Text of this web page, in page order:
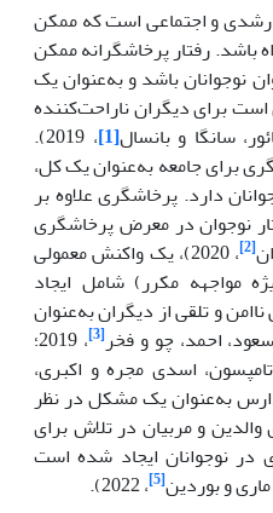
رشدی و اجتماعی است که ممکن
باشد. رفتار پرخاشگرانه ممکن
نوجوانان باشد و به‌عنوان یک
برای دیگران ناراحت‌کننده
سانگا و بانسال[1]
، 2019).
برای جامعه به‌عنوان یک کل،
دارد. پرخاشگری علاوه بر
نوجوان در معرض پرخاشگری
[2]
، 2020)، یک واکنش معمولی
مواجهه مکرر) شامل ایجاد
و تلقی از دیگران به‌عنوان
احمد، چو و فخر[3]
، 2019؛
تامپسون، اسدی مجره و اکبری،
مدارس به‌عنوان یک مشکل در نظر
و مربیان در تلاش برای
نوجوانان ایجاد شده است
و بوردین[5] ، 2022).